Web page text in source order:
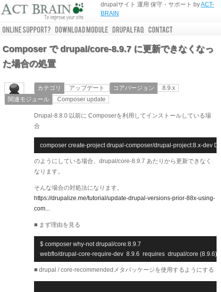
drupalサイト 運用 保守・サポート byACT-
BRAIN
Composer で drupal/core-8.9.7 に更新できなくなっ
た場合の処置
カテゴリ アップデート コアバージョン
8.9.x
関連モジュール
Composer update
Drupal-8.8.0 以前に Composerを利用してインストールしている場
合
composer create-project drupal-composer/drupal-project:8.x-dev
のようにしている場合、drupal/core-8.9.7 あたりから更新できなく
なります。
そんな場合の対処法になります。
https://drupalize.me/tutorial/update-drupal-versions-prior-88x-using-
com...
■ まず理由を見る
$ composer why-not drupal/core:8.9.7
webflo/drupal-core-require-dev  8.9.6  requires  drupal/core (8.9.6)
■ drupal / core-recommendedメタパッケージを使用するようにする